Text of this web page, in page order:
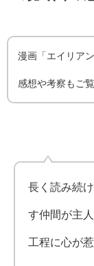
漫画「エイリア
感想や考察もご
長く読み続
す仲間が主
工程に心が